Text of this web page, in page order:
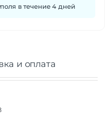
в течение 4 дней
и оплата